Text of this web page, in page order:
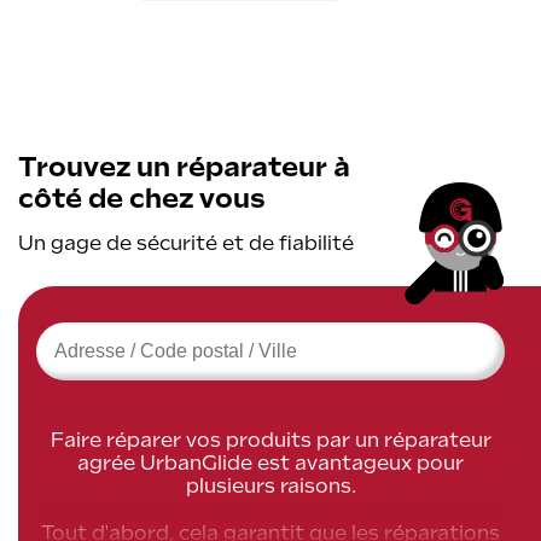
›
Trouvez un réparateur à
côté de chez vous
Un gage de sécurité et de fiabilité
Faire réparer vos produits par un réparateur
agrée UrbanGlide est avantageux pour
plusieurs raisons.
Tout d'abord, cela garantit que les réparations